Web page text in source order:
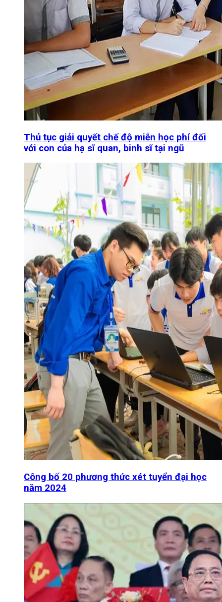
Thủ tục giải quyết chế độ miễn học phí đối
với con của hạ sĩ quan, binh sĩ tại ngũ
Công bố 20 phương thức xét tuyển đại học
năm 2024